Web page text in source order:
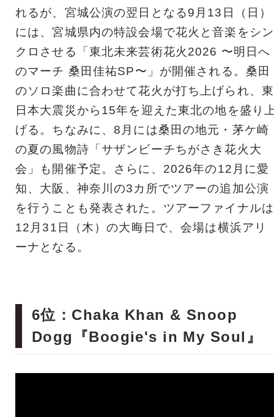
れるが、宮城公演の翌日となる9月13日（日）
には、宮城県内の特設会場で花火と音楽をシン
クロさせる「東北未来芸術花火2026 〜明日へ
のマーチ 桑田佳祐SP〜」が開催される。桑田
のソロ楽曲に合わせて花火が打ち上げられ、東
日本大震災から15年を迎えた東北の地を盛り
げる。ちなみに、8月には桑田の地元・茅ケ崎
の夏の風物詩「サザンビーチちがさき花火大
会」も開催予定。さらに、2026年の12月に愛
知、大阪、神奈川の3カ所でツアーの追加公演
を行うことも発表された。ツアーファイナルは
12月31日（木）の大晦日で、会場は横浜アリ
ーナとなる。
6位：Chaka Khan & Snoop
Dogg『Boogie's in My Soul』